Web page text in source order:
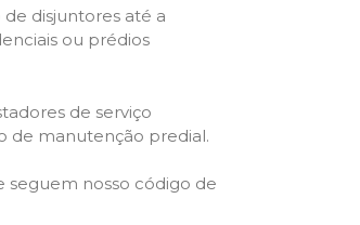
disjuntores até a
ou prédios
de serviço
de manutenção predial.
seguem nosso código de